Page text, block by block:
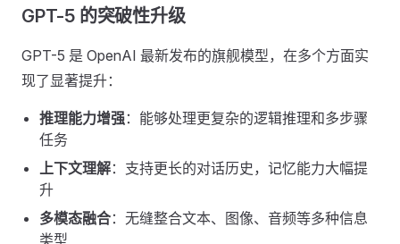
GPT-5 的突破性升级
GPT-5 是 OpenAI 最新发布的旗舰模型，在多个方面实
现了显著提升：
推理能力增强：能够处理更复杂的逻辑推理和多步骤
任务
上下文理解：支持更长的对话历史，记忆能力大幅提
升
多模态融合：无缝整合文本、图像、音频等多种信息
类型